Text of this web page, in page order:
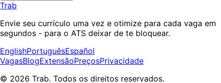
Trab
Envie seu currículo uma vez e otimize para cada vaga em
segundos - para o ATS deixar de te bloquear.
EnglishPortuguêsEspañol
VagasBlogExtensãoPreçosPrivacidade
© 2026 Trab. Todos os direitos reservados.